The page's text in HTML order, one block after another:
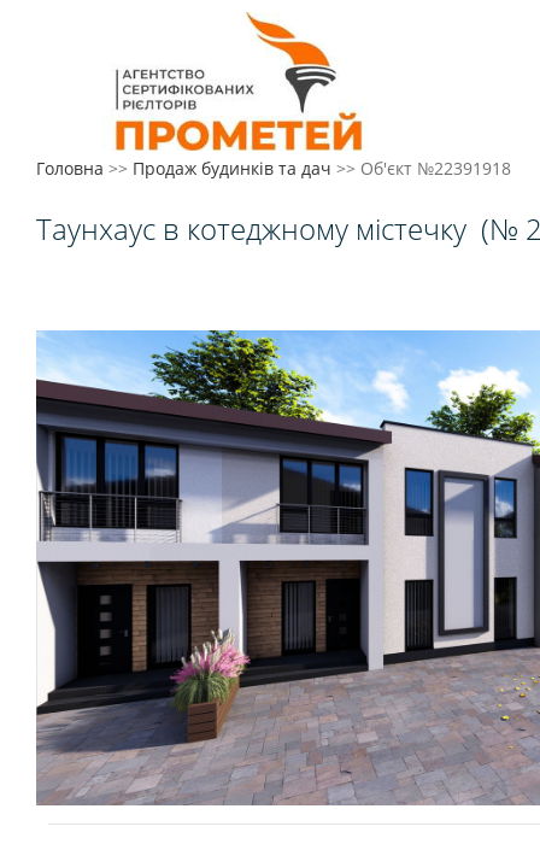
Головна >> Продаж будинків та дач >> Об'єкт №22391918
Таунхаус в котеджному містечку (№